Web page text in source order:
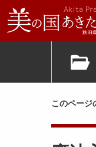
このページ